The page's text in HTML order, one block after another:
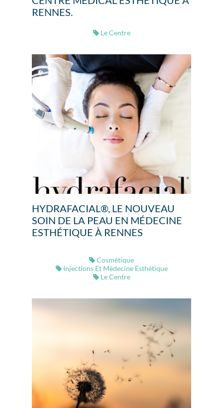
RENNES.
Le Centre
HYDRAFACIAL®, LE NOUVEAU
SOIN DE LA PEAU EN MÉDECINE
ESTHÉTIQUE À RENNES
Cosmétique
Injections Et Médecine Esthétique
Le Centre